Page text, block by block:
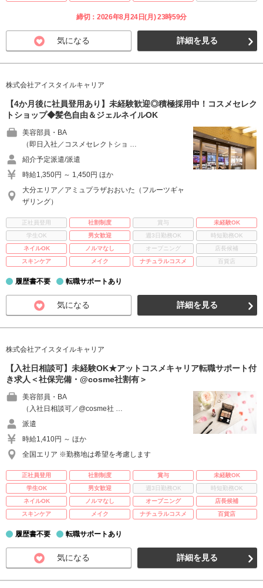
締切：2026年8月24日(月) 23時59分
気になる 詳細を見る
株式会社アイスタイルキャリア
【4か月後に社員登用あり】未経験歓迎◎積極採用中！コスメセレク
トショップ◆髪色自由＆ジェルネイルOK
美容部員・BA
（即日入社／コスメセレクトショ …
紹介予定派遣/派遣
時給1,350円 ～ 1,450円 ほか
大分エリア／アミュプラザおおいた（フルーツギャ
ザリング）
正社員登用 社割制度 賞与
未経験OK
学生OK
男女歓迎 週3日勤務OK
時短勤務OK
ネイルOK
ノルマなし オープニング
店長候補
スキンケア
メイク ナチュラルコスメ 百貨店
履歴書不要 転職サポートあり
気になる 詳細を見る
株式会社アイスタイルキャリア
【入社日相談可】未経験OK★アットコスメキャリア転職サポート付
き求人＜社保完備・@cosme社割有＞
美容部員・BA
（入社日相談可／@cosme社 …
派遣
時給1,410円 ～ ほか
全国エリア ※勤務地は希望を考慮します
正社員登用 社割制度 賞与
未経験OK
学生OK
男女歓迎 週3日勤務OK
時短勤務OK
ネイルOK
ノルマなし オープニング
店長候補
スキンケア
メイク ナチュラルコスメ 百貨店
履歴書不要 転職サポートあり
気になる 詳細を見る